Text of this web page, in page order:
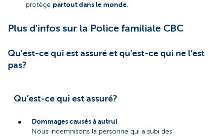
protège partout dans le monde.
Plus d'infos sur la Police familiale CBC
Qu'est-ce qui est assuré et qu’est-ce qui ne l'est
pas?
Qu’est-ce qui est assuré?
Dommages causés à autrui
Nous indemnisons la personne qui a subi des